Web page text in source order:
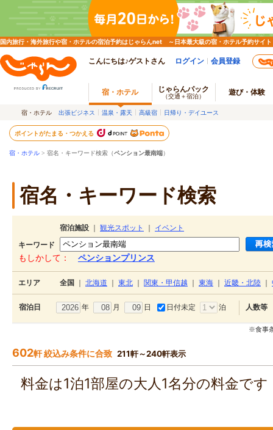
国内旅行・海外旅行や宿・ホテルの宿泊予約はじゃらんnet ～日本最大級の宿・ホテル予約サイト
こんにちは♪ゲストさん ログイン 会員登録
宿・ホテル じゃらんパック
（交通＋宿泊） 遊び・体験
宿・ホテル 出張ビジネス 温泉・露天 高級宿 日帰り・デイユース
ポイントがたまる・つかえる
宿・ホテル > 宿名・キーワード検索（ペンション最南端）
宿名・キーワード検索
宿泊施設 観光スポット
イベント
キーワード
もしかして： ペンションプリンス
エリア 全国 北海道 東北 関東・甲信越 東海 近畿・北陸
宿泊日 年 月 日 日付未定 泊 人数等
※食事
602軒 絞込み条件に合致 211軒～240軒表示
料金は1泊1部屋の大人1名分の料金で